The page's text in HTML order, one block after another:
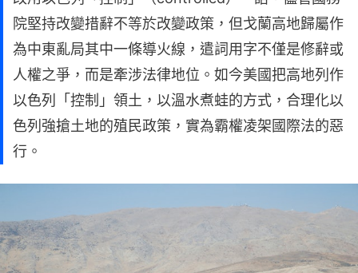
院堅持改變措辭不等於改變政策，但戈蘭高地歸屬作
為中東亂局其中一條導火線，遣詞用字不僅是修辭或
人權之爭，而是牽涉法律地位。如今美國把高地列作
以色列「控制」領土，以溫水煮蛙的方式，合理化以
色列強搶土地的殖民政策，實為霸權凌架國際法的惡
行。